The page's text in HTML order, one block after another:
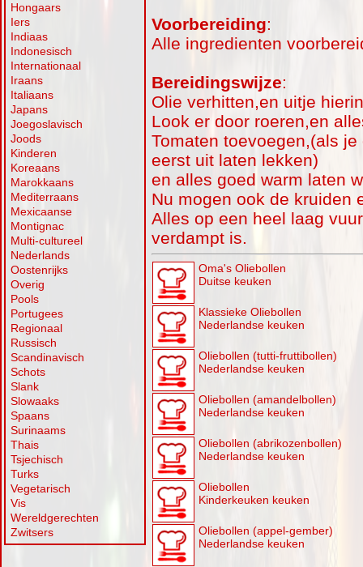
Hongaars
Iers
Indiaas
Indonesisch
Internationaal
Iraans
Italiaans
Japans
Joegoslavisch
Joods
Kinderen
Koreaans
Marokkaans
Mediterraans
Mexicaanse
Montignac
Multi-cultureel
Nederlands
Oostenrijks
Overig
Pools
Portugees
Regionaal
Russisch
Scandinavisch
Schots
Slank
Slowaaks
Spaans
Surinaams
Thais
Tsjechisch
Turks
Vegetarisch
Vis
Wereldgerechten
Zwitsers
Voorbereiding:
Alle ingredienten
Bereidingswijze:
Olie verhitten,en uitje
Look er door roeren,en
Tomaten toevoegen,(als
eerst uit laten lekken)
en alles goed warm laten
Nu mogen ook de kruiden
Alles op een heel laag
verdampt is.
Oma's Oliebollen
Duitse keuken
Klassieke Oliebollen
Nederlandse keuken
Oliebollen (tutti-fruttibollen)
Nederlandse keuken
Oliebollen (amandelbollen)
Nederlandse keuken
Oliebollen (abrikozenbollen)
Nederlandse keuken
Oliebollen
Kinderkeuken keuken
Oliebollen (appel-gember)
Nederlandse keuken